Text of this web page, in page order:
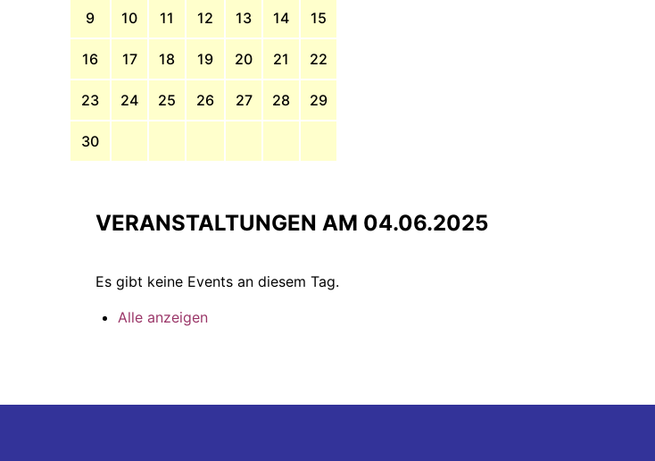
9 10 11 12 13 14 15
16 17 18 19 20 21 22
23 24 25 26 27 28 29
30
VERANSTALTUNGEN AM 04.06.2025
Es gibt keine Events an diesem Tag.
Alle anzeigen